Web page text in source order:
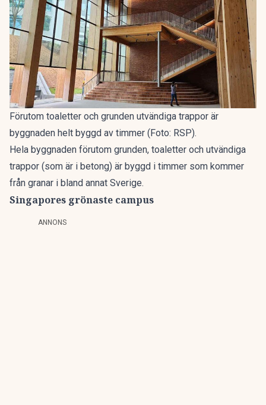
Förutom toaletter och grunden utvändiga trappor är
byggnaden helt byggd av timmer (Foto: RSP).
Hela byggnaden förutom grunden, toaletter och utvändiga
trappor (som är i betong) är byggd i timmer som kommer
från granar i bland annat Sverige.
Singapores grönaste campus
ANNONS